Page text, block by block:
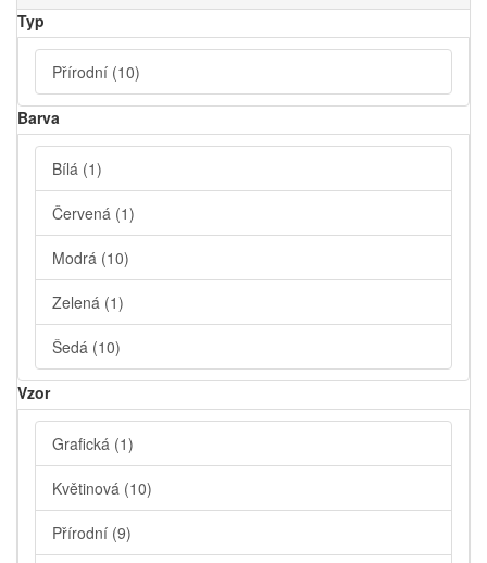
Typ
Přírodní (10)
Barva
Bílá (1)
Červená (1)
Modrá (10)
Zelená (1)
Šedá (10)
Vzor
Grafická (1)
Květinová (10)
Přírodní (9)